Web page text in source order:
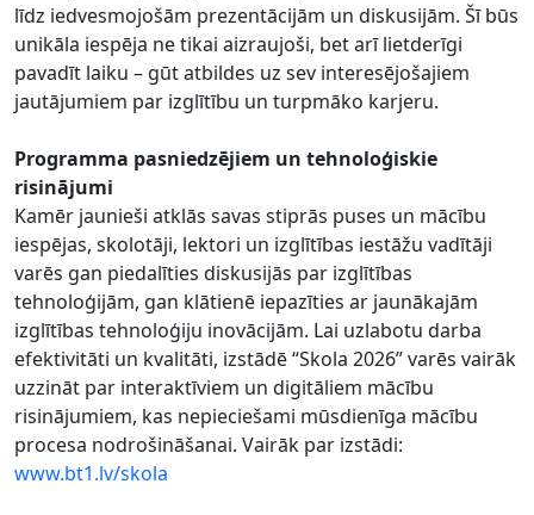
līdz iedvesmojošām prezentācijām un diskusijām. Šī būs
unikāla iespēja ne tikai aizraujoši, bet arī lietderīgi
pavadīt laiku – gūt atbildes uz sev interesējošajiem
jautājumiem par izglītību un turpmāko karjeru.
Programma pasniedzējiem un tehnoloģiskie
risinājumi
Kamēr jaunieši atklās savas stiprās puses un mācību
iespējas, skolotāji, lektori un izglītības iestāžu vadītāji
varēs gan piedalīties diskusijās par izglītības
tehnoloģijām, gan klātienē iepazīties ar jaunākajām
izglītības tehnoloģiju inovācijām. Lai uzlabotu darba
efektivitāti un kvalitāti, izstādē “Skola 2026” varēs vairāk
uzzināt par interaktīviem un digitāliem mācību
risinājumiem, kas nepieciešami mūsdienīga mācību
procesa nodrošināšanai. Vairāk par izstādi:
www.bt1.lv/skola